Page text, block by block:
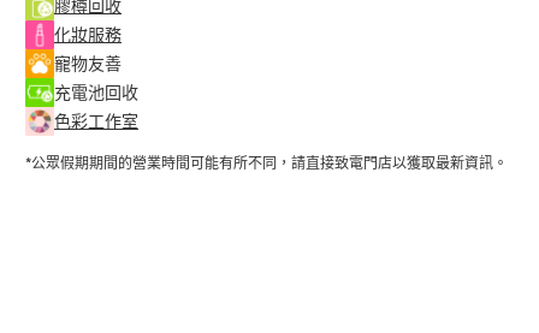
膠樽回收
化妝服務
寵物友善
充電池回收
色彩工作室
*公眾假期期間的營業時間可能有所不同，請直接致電門店以獲取最新資訊。